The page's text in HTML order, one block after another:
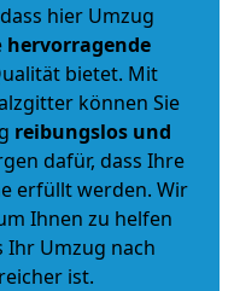
hier Umzug
hervorragende
bietet. Mit
können Sie
reibungslos und
dafür, dass Ihre
erfüllt werden. Wir
Ihnen zu helfen
Ihr Umzug nach
ist.